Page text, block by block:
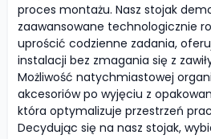
proces montażu. Nasz stojak
zaawansowane technologicznie
uprościć codzienne zadania,
instalacji bez zmagania się z
Możliwość natychmiastowej
akcesoriów po wyjęciu z
która optymalizuje przestrzeń
Decydując się na nasz stojak,